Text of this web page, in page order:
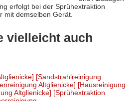
erfolgt bei der Sprühextraktion
mit demselben Gerät.
vielleicht auch
[Sandstrahlreinigung
Altglienicke] [Hausreinigung
Altglienicke] [Sprühextraktion